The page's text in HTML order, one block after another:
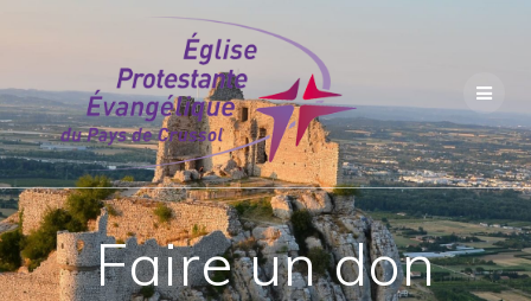
to
content
Faire un don